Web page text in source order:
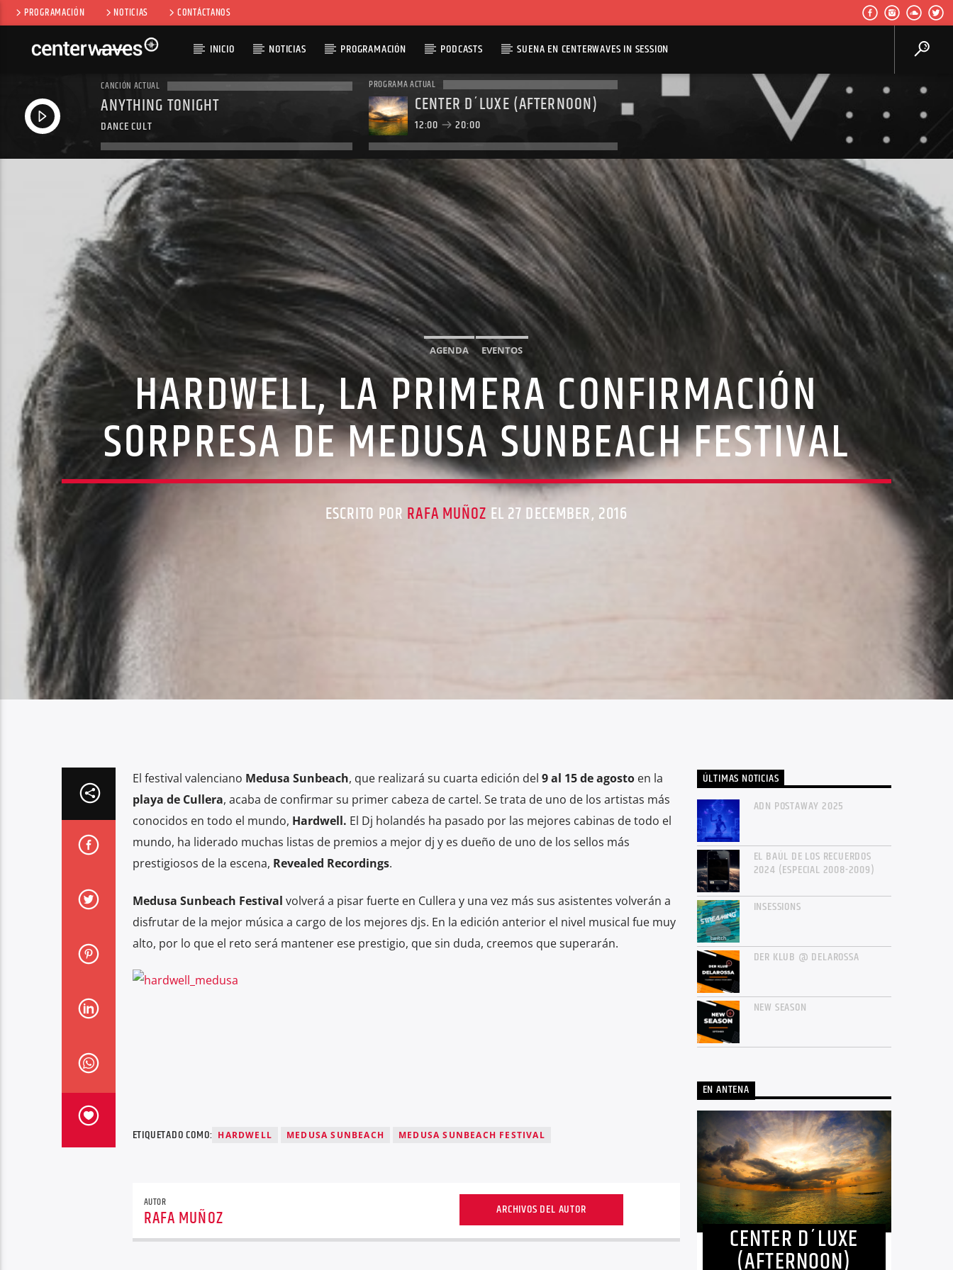
PROGRAMACIÓN NOTICIAS CONTÁCTANOS
INICIO NOTICIAS PROGRAMACIÓN PODCASTS SUENA EN CENTERWAVES IN SESSION
CANCIÓN ACTUAL
ANYTHING TONIGHT
DANCE CULT
PROGRAMA ACTUAL
CENTER D´LUXE (AFTERNOON)
12:00 20:00
AGENDA EVENTOS
HARDWELL, LA PRIMERA CONFIRMACIÓN
SORPRESA DE MEDUSA SUNBEACH FESTIVAL
ESCRITO POR RAFA MUÑOZ EL 27 DECEMBER, 2016
El festival valenciano Medusa Sunbeach, que realizará su cuarta edición del 9 al 15 de agostoen la
playa de Cullera, acaba de confirmar su primer cabeza de cartel. Se trata de uno de los artistas más
conocidos en todo el mundo, Hardwell. El Dj holandés ha pasado por las mejores cabinas de todo el
mundo, ha liderado muchas listas de premios a mejor dj y es dueño de uno de los sellos más
prestigiosos de la escena, Revealed Recordings.
Medusa Sunbeach Festival volverá a pisar fuerte en Cullera y una vez más sus asistentes volverán a
disfrutar de la mejor música a cargo de los mejores djs. En la edición anterior el nivel musical fue muy
alto, por lo que el reto será mantener ese prestigio, que sin duda, creemos que superarán.
ETIQUETADO COMO: HARDWELL MEDUSA SUNBEACH MEDUSA SUNBEACH FESTIVAL
AUTOR
RAFA MUÑOZ ARCHIVOS DEL AUTOR
ÚLTIMAS NOTICIAS
ADN POSTAWAY 2025
EL BAÚL DE LOS RECUERDOS
2024 (ESPECIAL 2008-2009)
INSESSIONS
DER KLUB @ DELAROSSA
NEW SEASON
EN ANTENA
CENTER D´LUXE
(AFTERNOON)